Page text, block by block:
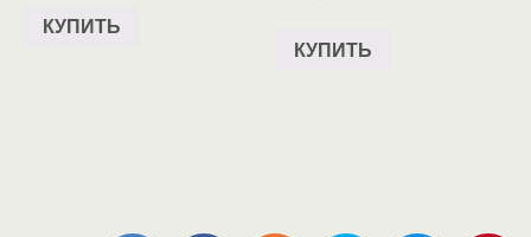
КУПИТЬ
КУПИТЬ